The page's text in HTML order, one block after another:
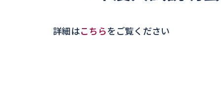
詳細はこちらをご覧ください